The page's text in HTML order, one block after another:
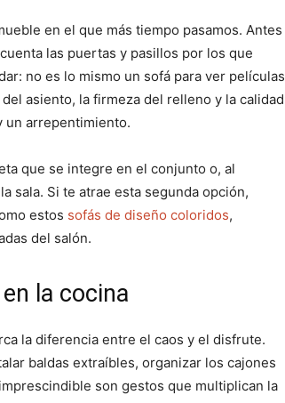
en el que más tiempo pasamos. Antes
las puertas y pasillos por los que
no es lo mismo un sofá para ver películas
asiento, la firmeza del relleno y la calidad
un arrepentimiento.
que se integre en el conjunto o, al
sala. Si te atrae esta segunda opción,
estos sofás de diseño coloridos,
del salón.
la cocina
la diferencia entre el caos y el disfrute.
baldas extraíbles, organizar los cajones
son gestos que multiplican la